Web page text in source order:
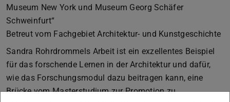
Museum New York und Museum Georg Schäfer
Schweinfurt“
Betreut vom Fachgebiet Architektur- und Kunstgeschichte
Sandra Rohrdrommels Arbeit ist ein exzellentes Beispiel
für das forschende Lernen in der Architektur und dafür,
wie das Forschungsmodul dazu beitragen kann, eine
Brücke vom Masterstudium zur Promotion zu